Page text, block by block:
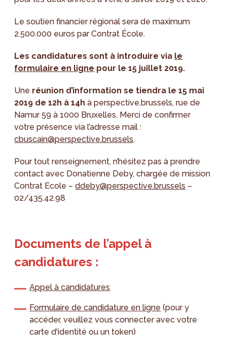
Le soutien financier régional sera de maximum
2.500.000 euros par Contrat École.
Les candidatures sont à introduire via le
formulaire en ligne pour le 15 juillet 2019.
Une réunion d’information se tiendra le 15 mai
2019 de 12h à 14h à perspective.brussels, rue de
Namur 59 à 1000 Bruxelles. Merci de confirmer
votre présence via l’adresse mail :
cbuscain@perspective.brussels.
Pour tout renseignement, n’hésitez pas à prendre
contact avec Donatienne Deby, chargée de mission
Contrat Ecole –ddeby@perspective.brussels –
02/435.42.98
Documents de l’appel à
candidatures :
Appel à candidatures
Formulaire de candidature en ligne (pour y
accéder, veuillez vous connecter avec votre
carte d'identité ou un token)